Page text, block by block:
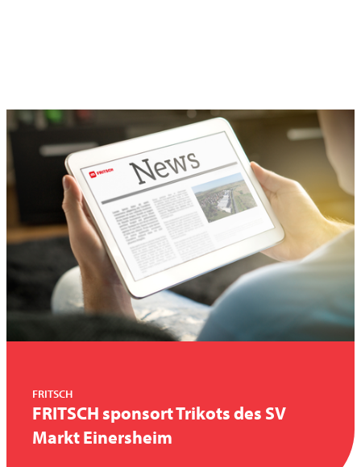
FRITSCH
FRITSCHsponsort Trikots des SV
Markt Einersheim